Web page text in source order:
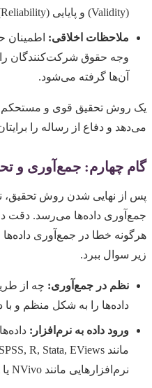
(Validity) و پایایی (Reliability) بالایی باشند.
ملاحظات اخلاقی:
وجه حقوق شرکت‌کنندگان را
آن‌ها گرفته می‌شود.
یک روش تحقیق قوی و مستحکم،
می‌دهد و دفاع از رساله را
گام چهارم: جمع‌آوری و
پس از نهایی شدن روش تحقیق،
جمع‌آوری داده‌ها می‌رسد. دقت
هرگونه خطا در جمع‌آوری داده‌ها
زیر سوال ببرد.
نظم در جمع‌آوری: چه از
داده‌ها را به شکل منظم و با
ورود داده به نرم‌افزار:
نرم‌افزارهایی مانند NVivo یا ATLAS.ti تحلیل می‌شوند.